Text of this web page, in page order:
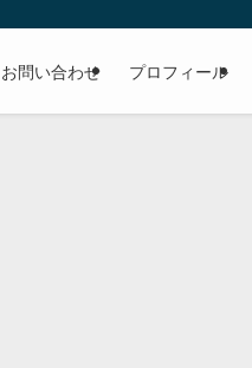
お問い合わせ プロフィール